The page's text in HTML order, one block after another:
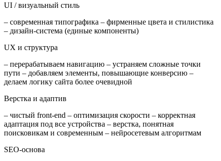
UI / визуальный стиль
– современная типографика – фирменные цвета и стилистика
– дизайн-система (единые компоненты)
UX и структура
– перерабатываем навигацию – устраняем сложные точки
пути – добавляем элементы, повышающие конверсию –
делаем логику сайта более очевидной
Верстка и адаптив
– чистый front-end – оптимизация скорости – корректная
адаптация под все устройства – верстка, понятная
поисковикам и современным – нейросетевым алгоритмам
SEO-основа